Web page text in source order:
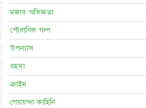
মজার অভিজ্ঞতা
পৌরাণিক গল্প
উপন্যাস
রহস্য
ক্রাইম
গোয়েন্দা কাহিনি